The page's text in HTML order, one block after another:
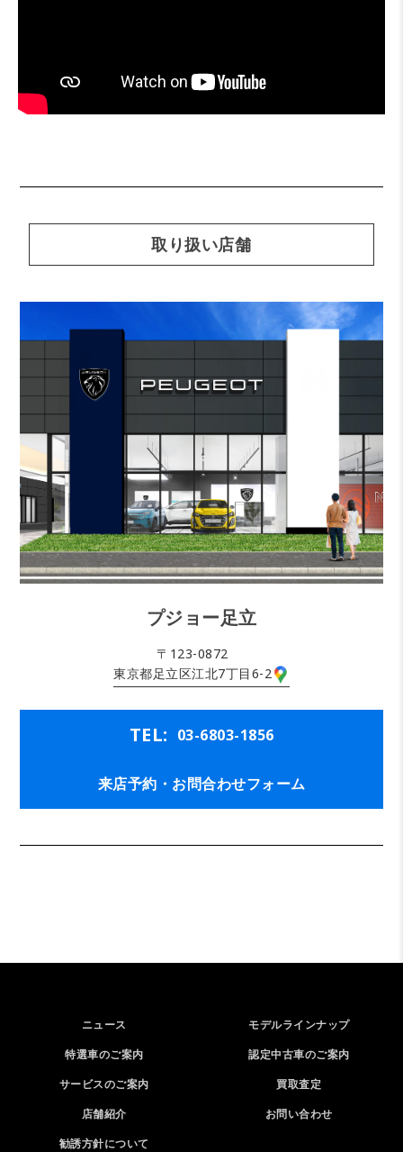
取り扱い店舗
プジョー足立
〒123-0872
東京都足立区江北7丁目6-2
TEL: 03-6803-1856
来店予約・お問合わせフォーム
ニュース
モデルラインナップ
特選車のご案内
認定中古車のご案内
サービスのご案内
買取査定
店舗紹介
お問い合わせ
勧誘方針について